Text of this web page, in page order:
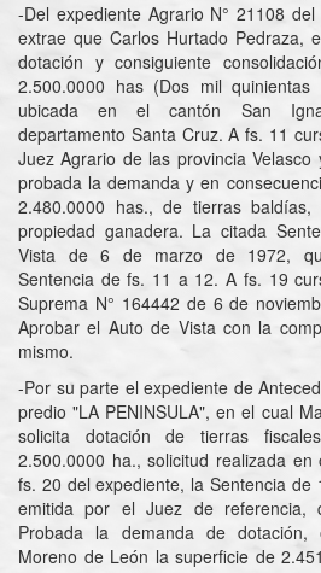
-Del expediente Agrario N° 21108
extrae que Carlos Hurtado Pedraza,
dotación y consiguiente
2.500.0000 has (Dos mil
ubicada en el cantón San
departamento Santa Cruz. A fs. 11
Juez Agrario de las provincia
probada la demanda y en
2.480.0000 has., de tierras baldías,
propiedad ganadera. La citada
Vista de 6 de marzo de 1972,
Sentencia de fs. 11 a 12. A fs. 19
Suprema N° 164442 de 6 de
Aprobar el Auto de Vista con la
mismo.
-Por su parte el expediente de
predio "LA PENINSULA", en el cual
solicita dotación de tierras
2.500.0000 ha., solicitud realizada
fs. 20 del expediente, la Sentencia de
emitida por el Juez de referencia,
Probada la demanda de
Moreno de León la superficie de